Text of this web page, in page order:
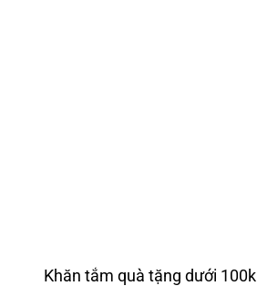
Khăn tắm quà tặng dưới 100k